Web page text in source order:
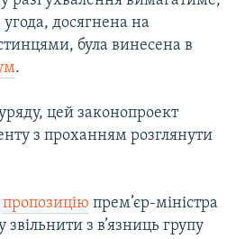
досягнена на
була винесена в
.
цей законопроект
з проханням розглянути
пропозицію прем’єр-міністра
з в’язниць групу